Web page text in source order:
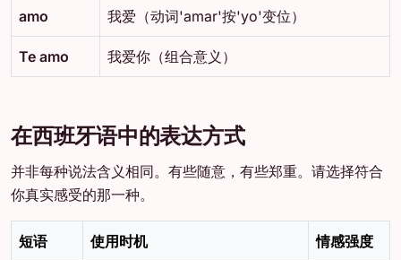
amo 我爱（动词'amar'按'yo'变位）
Te amo 我爱你（组合意义）
在西班牙语中的表达方式
并非每种说法含义相同。有些随意，有些郑重。请选择符合
你真实感受的那一种。
短语 使用时机 情感强度